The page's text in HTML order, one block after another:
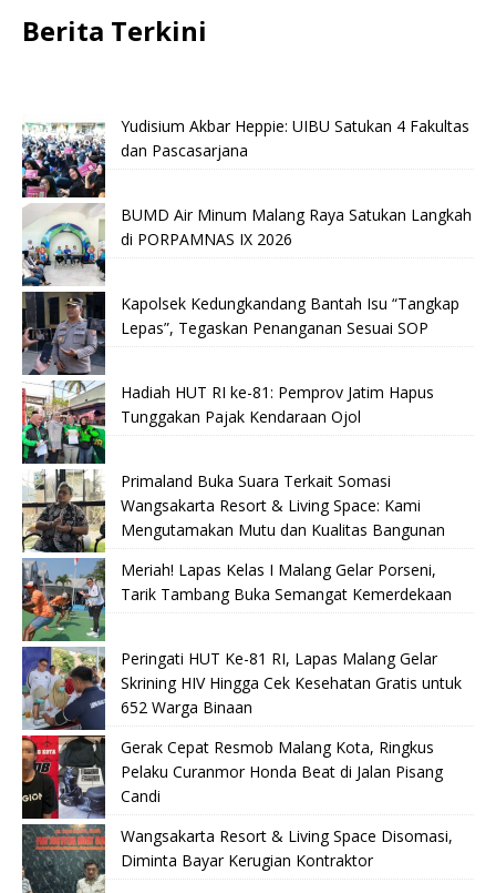
Berita Terkini
Yudisium Akbar Heppie: UIBU Satukan 4 Fakultas
dan Pascasarjana
BUMD Air Minum Malang Raya Satukan Langkah
di PORPAMNAS IX 2026
Kapolsek Kedungkandang Bantah Isu “Tangkap
Lepas”, Tegaskan Penanganan Sesuai SOP
Hadiah HUT RI ke-81: Pemprov Jatim Hapus
Tunggakan Pajak Kendaraan Ojol
Primaland Buka Suara Terkait Somasi
Wangsakarta Resort & Living Space: Kami
Mengutamakan Mutu dan Kualitas Bangunan
Meriah! Lapas Kelas I Malang Gelar Porseni,
Tarik Tambang Buka Semangat Kemerdekaan
Peringati HUT Ke-81 RI, Lapas Malang Gelar
Skrining HIV Hingga Cek Kesehatan Gratis untuk
652 Warga Binaan
Gerak Cepat Resmob Malang Kota, Ringkus
Pelaku Curanmor Honda Beat di Jalan Pisang
Candi
Wangsakarta Resort & Living Space Disomasi,
Diminta Bayar Kerugian Kontraktor